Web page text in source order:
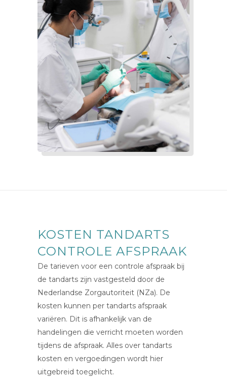
KOSTEN TANDARTS
CONTROLE AFSPRAAK
De tarieven voor een controle afspraak bij
de tandarts zijn vastgesteld door de
Nederlandse Zorgautoriteit (NZa). De
kosten kunnen per tandarts afspraak
variëren. Dit is afhankelijk van de
handelingen die verricht moeten worden
tijdens de afspraak. Alles over tandarts
kosten en vergoedingen wordt hier
uitgebreid toegelicht.